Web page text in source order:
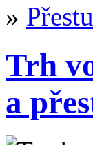
»
Trh
a